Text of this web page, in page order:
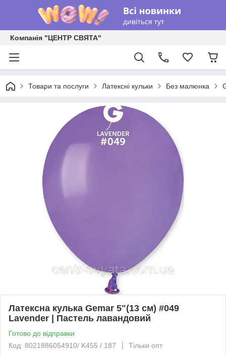
Компанія "ЦЕНТР СВЯТА"
Товари та послуги Латексні кульки Без малюнка
Латексна кулька Gemar 5"(13 см) #049
Lavender | Пастель лавандовий
Готово до відправки
Код: 8021886054910/ K455 / 187
Тільки опт